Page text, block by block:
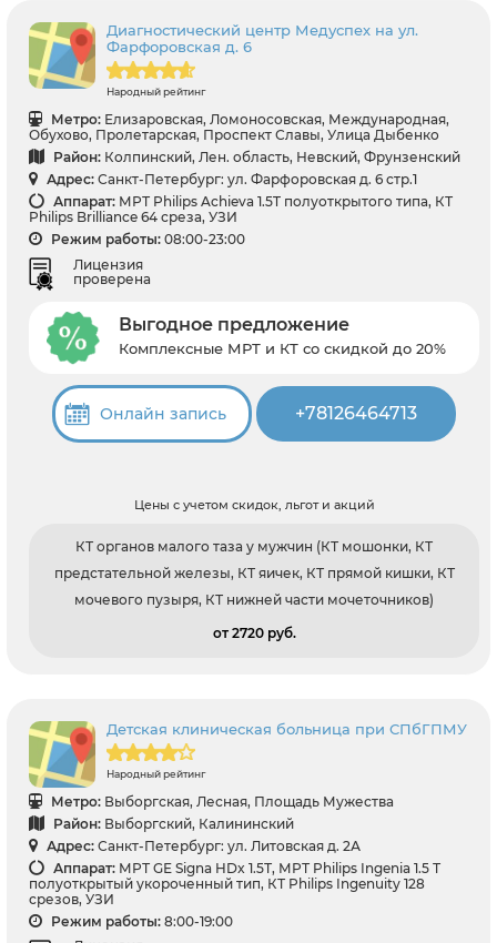
Диагностический центр Медуспех на ул.
Фарфоровская д. 6
Народный рейтинг
Метро: Елизаровская, Ломоносовская, Международная,
Обухово, Пролетарская, Проспект Славы, Улица Дыбенко
Район: Колпинский, Лен. область, Невский, Фрунзенский
Адрес: Санкт-Петербург: ул. Фарфоровская д. 6 стр.1
Аппарат: МРТ Philips Achieva 1.5T полуоткрытого типа, КТ
Philips Brilliance 64 среза, УЗИ
Режим работы: 08:00-23:00
Лицензия
проверена
Выгодное предложение
Комплексные МРТ и КТ со скидкой до 20%
Онлайн запись +78126464713
Цены с учетом скидок, льгот и акций
КТ органов малого таза у мужчин (КТ мошонки, КТ
предстательной железы, КТ яичек, КТ прямой кишки, КТ
мочевого пузыря, КТ нижней части мочеточников)
от 2720 pуб.
Детская клиническая больница при СПбГПМУ
Народный рейтинг
Метро: Выборгская, Лесная, Площадь Мужества
Район: Выборгский, Калининский
Адрес: Санкт-Петербург: ул. Литовская д. 2А
Аппарат: МРТ GЕ Signa HDx 1.5Т, МРТ Philips Ingenia 1.5 Т
полуоткрытый укороченный тип, КТ Philips Ingenuity 128
срезов, УЗИ
Режим работы: 8:00-19:00